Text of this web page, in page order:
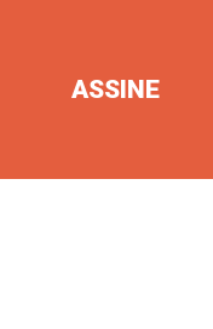
ASSINE